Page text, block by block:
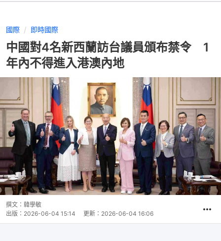
國際 即時國際
中國對4名新西蘭訪台議員頒布禁令 1
年內不得進入港澳內地
撰文： 韓學敏
出版： 2026-06-04 15:14 更新： 2026-06-04 16:06